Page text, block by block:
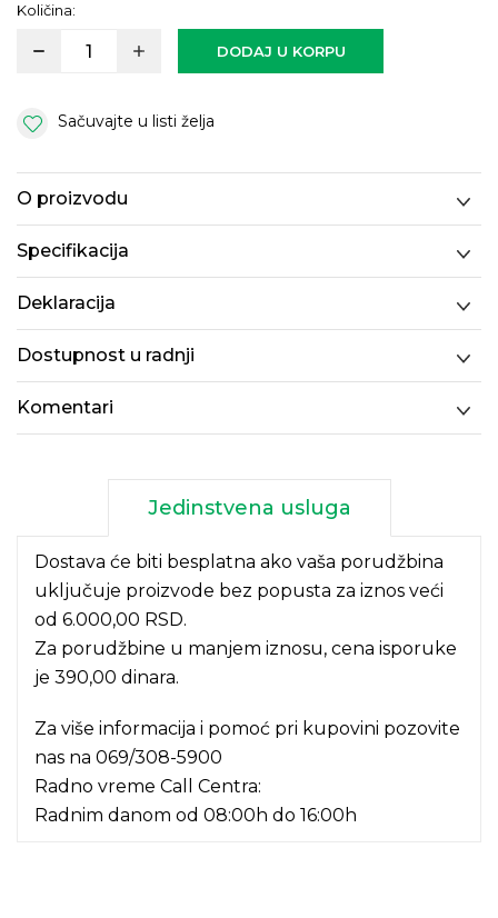
Količina:
DODAJ U KORPU
Sačuvajte u listi želja
O proizvodu
Specifikacija
Deklaracija
Dostupnost u radnji
Komentari
Jedinstvena usluga
Dostava će biti besplatna ako vaša porudžbina
uključuje proizvode bez popusta za iznos veći
od 6.000,00 RSD.
Za porudžbine u manjem iznosu, cena isporuke
je 390,00 dinara.
Za više informacija i pomoć pri kupovini pozovite
nas na 069/308-5900
Radno vreme Call Centra:
Radnim danom od 08:00h do 16:00h